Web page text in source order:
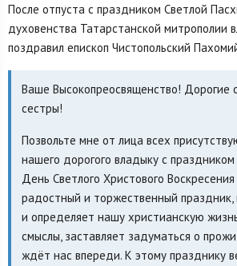
После отпуста с праздником Светлой
духовенства Татарстанской митрополии
поздравил епископ Чистопольский
Ваше Высокопреосвященство! Дорогие
сестры!
Позвольте мне от лица всех
нашего дорогого владыку с
День Светлого Христового
радостный и торжественный праздник,
и определяет нашу христианскую
смыслы, заставляет задуматься о
ждёт нас впереди. К этому празднику